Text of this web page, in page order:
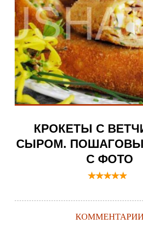
КРОКЕТЫ С
СЫРОМ.
С ФОТО